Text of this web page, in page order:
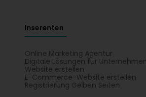
Inserenten
Online Marketing Agentur
Digitale Lösungen für
Website erstellen
E-Commerce-Website erstellen
Registrierung Gelben Seiten